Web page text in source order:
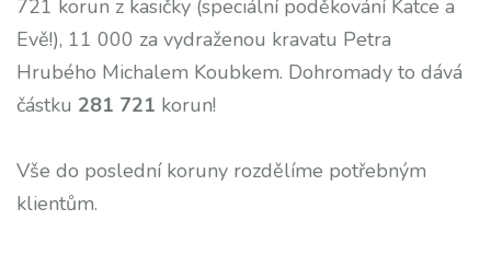
721 korun z kasičky (speciální poděkování Katce a
Evě!), 11 000 za vydraženou kravatu Petra
Hrubého Michalem Koubkem. Dohromady to dává
částku 281 721 korun!
Vše do poslední koruny rozdělíme potřebným
klientům.